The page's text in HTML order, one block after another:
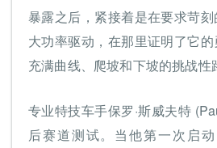
暴露之后，紧接着是在要求苛
大功率驱动，在那里证明了它
充满曲线、爬坡和下坡的挑战性
专业特技车手保罗·斯威夫特
后赛道测试。当他第一次启